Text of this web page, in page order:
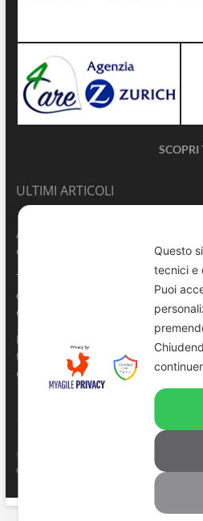
SCOPRI
ULTIMI ARTICOLI
ANVU TG | Edizione del 06.08.2026
6 Agosto 2026
Terrasini 2026: aperte le pre-iscrizioni
delle Polizie Locali Siciliane
6 Agosto 2026
Pescara, comandante della Polizia
turista colto da malore in mare
6 Agosto 2026
© Copyright 2022. All right reserved to
Cookie Policy
Questo
tecnici e
Puoi